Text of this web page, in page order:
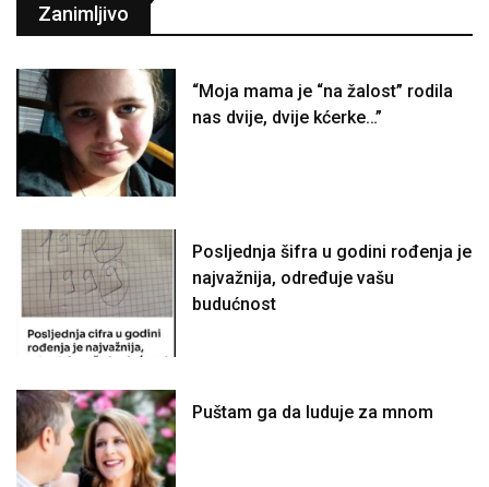
Zanimljivo
“Moja mama je “na žalost” rodila
nas dvije, dvije kćerke…”
Posljednja šifra u godini rođenja je
najvažnija, određuje vašu
budućnost
Puštam ga da luduje za mnom